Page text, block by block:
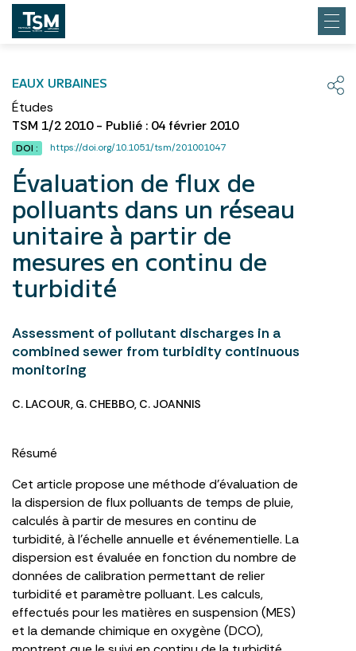
EAUX URBAINES
Études
TSM 1/2 2010 - Publié : 04 février 2010
DOI : https://doi.org/10.1051/tsm/201001047
Évaluation de flux de
polluants dans un réseau
unitaire à partir de
mesures en continu de
turbidité
Assessment of pollutant discharges in a
combined sewer from turbidity continuous
monitoring
C. LACOUR, G. CHEBBO, C. JOANNIS
Résumé
Cet article propose une méthode d’évaluation de
la dispersion de flux polluants de temps de pluie,
calculés à partir de mesures en continu de
turbidité, à l’échelle annuelle et événementielle. La
dispersion est évaluée en fonction du nombre de
données de calibration permettant de relier
turbidité et paramètre polluant. Les calculs,
effectués pour les matières en suspension (MES)
et la demande chimique en oxygène (DCO),